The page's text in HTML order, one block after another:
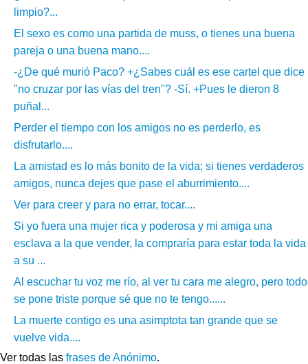
limpio?...
El sexo es como una partida de muss, o tienes una buena
pareja o una buena mano....
-¿De qué murió Paco? +¿Sabes cuál es ese cartel que dice
"no cruzar por las vías del tren"? -Sí. +Pues le dieron 8
puñal...
Perder el tiempo con los amigos no es perderlo, es
disfrutarlo....
La amistad es lo más bonito de la vida; si tienes verdaderos
amigos, nunca dejes que pase el aburrimiento....
Ver para creer y para no errar, tocar....
Si yo fuera una mujer rica y poderosa y mi amiga una
esclava a la que vender, la compraría para estar toda la vida
a su ...
Al escuchar tu voz me río, al ver tu cara me alegro, pero todo
se pone triste porque sé que no te tengo......
La muerte contigo es una asimptota tan grande que se
vuelve vida....
Ver todas las frases de Anónimo.